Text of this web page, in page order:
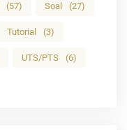
(57) Soal (27)
Tutorial (3)
UTS/PTS (6)